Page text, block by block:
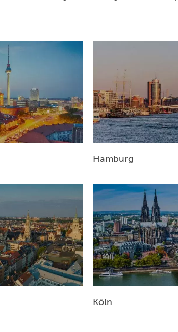
Hamburg
Köln